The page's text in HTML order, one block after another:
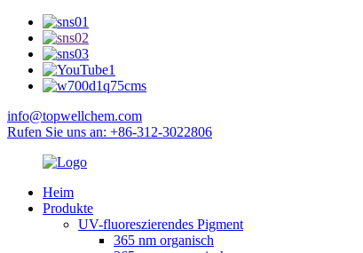
info@topwellchem.com
Rufen Sie uns an: +86-312-3022806
Heim
Produkte
UV-fluoreszierendes Pigment
365 nm organisch